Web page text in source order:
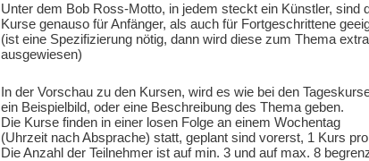
Unter dem Bob Ross-Motto, in jedem steckt ein Künstler,
Kurse genauso für Anfänger, als auch für Fortgeschrittene
(ist eine Spezifizierung nötig, dann wird diese zum Thema extra
ausgewiesen)
In der Vorschau zu den Kursen, wird es wie bei den
ein Beispielbild, oder eine Beschreibung des Thema geben.
Die Kurse finden in einer losen Folge an einem Wochentag
(Uhrzeit nach Absprache) statt, geplant sind vorerst, 1 Kurs
Die Anzahl der Teilnehmer ist auf min. 3 und auf max. 8